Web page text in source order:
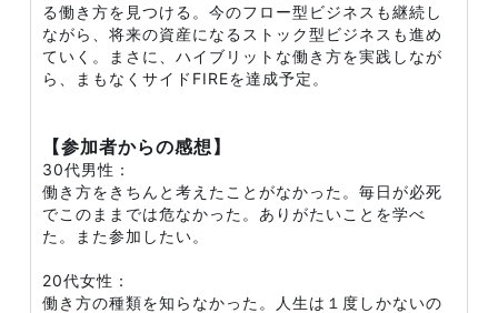
る働き方を見つける。今のフロー型ビジネスも継続し
ながら、将来の資産になるストック型ビジネスも進め
ていく。まさに、ハイブリットな働き方を実践しなが
ら、まもなくサイドFIREを達成予定。
【参加者からの感想】
30代男性：
働き方をきちんと考えたことがなかった。毎日が必死
でこのままでは危なかった。ありがたいことを学べ
た。また参加したい。
20代女性：
働き方の種類を知らなかった。人生は１度しかないの